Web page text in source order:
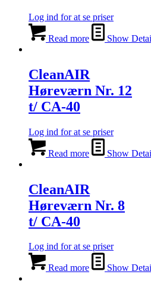
Log ind for at se priser
Read more Show
CleanAIR
Høreværn Nr. 12
t/ CA-40
Log ind for at se priser
Read more Show
CleanAIR
Høreværn Nr. 8
t/ CA-40
Log ind for at se priser
Read more Show